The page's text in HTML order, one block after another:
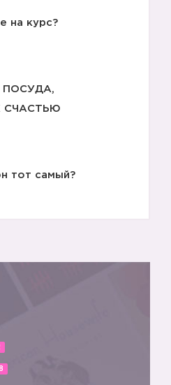
на курс?
ПОСУДА,
СЧАСТЬЮ
тот самый?